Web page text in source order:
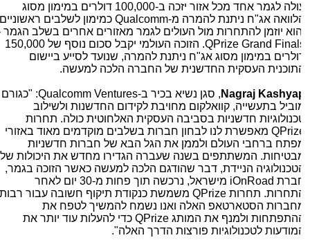
עולה לגמר אחד מכל אזור יזכה ב-100,000 דולרים במימון מסוג
אג"ח ניתנת להמרה מ-Qualcommכמימון לשלבים ראשוניים
יוזמן להתחרות מול העולים לגמר מאזורים אחרים בשלב הגמר –
QPrize Grand
. הזוכה העולמי יקבל סכום נוסף של 150,000
במימון מסוג אג"ח ניתנת להמרה, שנועד לסייע ביישום
העסקית החדשנית של החברה הלכה למעשה.
Nagraj, סגן נשיא בכיר ב-:Qualcomm Ventures"כגורם
בתעשייה, קוואלקום מחויבת לקידום החדשנות ולשילוב
חדשניות בסביבה העסקית האלחוטית כולה. תחרות
מאפשרת לנו לבחון חברות בשלבים מוקדמים מאוד באזורי
ברחבי העולם ולממן את הגל הבא של חברות חדשניות
המשתתפים בשנה שעברה הגדירו מחדש את היכולות של
הניידת, דבר שהודגם הלכה למעשה כאשר הזוכה בגמר,
iOnRoad
מישראל, נרכשה תוך פחות מ-30 יום לאחר
תחרותQPrizeמשמשת כנקודת תיקוף חשובה עבור רבות
הסטארטאפ האלה ואנו נשמח להמשיך לטפח את
ולמנף את המותגQPrizeכדי להעלות עוד יותר את
לטכנולוגיות פורצות הדרך האלה".